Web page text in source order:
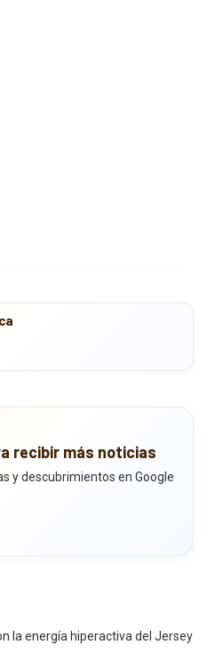
recibir más noticias
y descubrimientos en Google
la energía hiperactiva del Jersey